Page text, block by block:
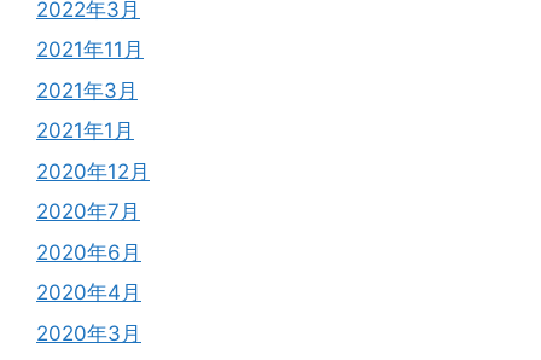
2022年3月
2021年11月
2021年3月
2021年1月
2020年12月
2020年7月
2020年6月
2020年4月
2020年3月